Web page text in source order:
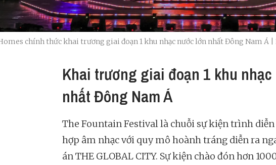
chính thức khai trương giai đoạn 1 khu nhạc nước lớn nhất Đông Nam Á
Khai trương giai đoạn 1 khu
nhất Đông Nam Á
The Fountain Festival là chuỗi sự kiện trình diễn
hợp âm nhạc với quy mô hoành tráng diễn ra
án THE GLOBAL CITY. Sự kiện chào đón hơn